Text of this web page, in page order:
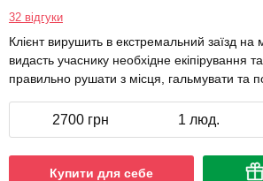
32 відгуки
Клієнт вирушить в екстремальний заїзд на
видасть учаснику необхідне екіпірування
правильно рушати з місця, гальмувати та
2700 грн 1 люд.
Купити для себе